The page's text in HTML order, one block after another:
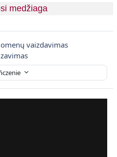
medžiaga
vaizdavimas
Książka